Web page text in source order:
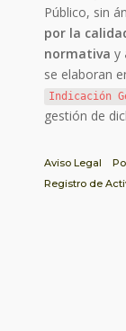
Público, sin
por la
normativa y
se elaboran
Indicación
gestión de
Aviso Legal
Registro de